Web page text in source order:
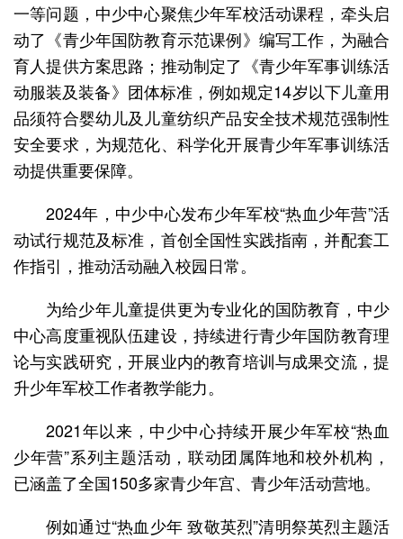
一等问题，中少中心聚焦少年军校活动课程，牵头启
动了《青少年国防教育示范课例》编写工作，为融合
育人提供方案思路；推动制定了《青少年军事训练活
动服装及装备》团体标准，例如规定14岁以下儿童用
品须符合婴幼儿及儿童纺织产品安全技术规范强制性
安全要求，为规范化、科学化开展青少年军事训练活
动提供重要保障。
2024年，中少中心发布少年军校“热血少年营”活
动试行规范及标准，首创全国性实践指南，并配套工
作指引，推动活动融入校园日常。
为给少年儿童提供更为专业化的国防教育，中少
中心高度重视队伍建设，持续进行青少年国防教育理
论与实践研究，开展业内的教育培训与成果交流，提
升少年军校工作者教学能力。
2021年以来，中少中心持续开展少年军校“热血
少年营”系列主题活动，联动团属阵地和校外机构，
已涵盖了全国150多家青少年宫、青少年活动营地。
例如通过“热血少年 致敬英烈”清明祭英烈主题活